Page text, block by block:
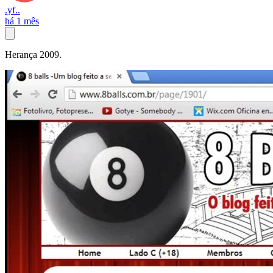
.yf..
há 1 mês
Herança 2009.